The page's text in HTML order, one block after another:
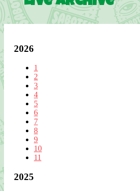
2026
1
2
3
4
5
6
7
8
9
10
11
2025